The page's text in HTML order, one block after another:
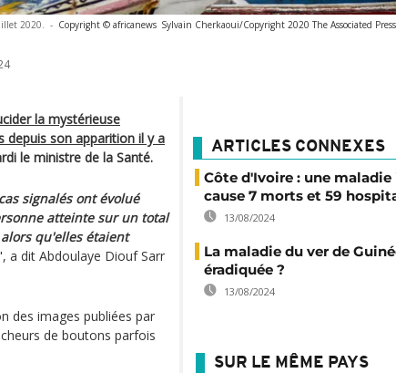
2020. - Copyright © africanews Sylvain Cherkaoui/Copyright 2020 The Associated
la mystérieuse
depuis son apparition il y a
le ministre de la Santé.
signalés ont évolué
atteinte sur un total
qu'elles étaient
a dit Abdoulaye Diouf Sarr
des images publiées par
de boutons parfois
ARTICLES CONNEXES
Côte d'Ivoire : une
cause 7 morts et 59
13/08/2024
La maladie du ver de
éradiquée ?
13/08/2024
SUR LE MÊME PAYS